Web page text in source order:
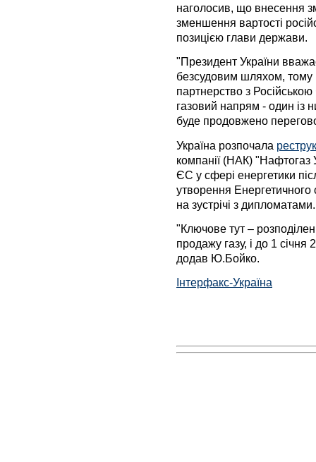
наголосив, що внесення
зменшення вартості
позицією глави держави.
"Президент України
безсудовим шляхом, тому
партнерство з
газовий напрям - один із
буде продовжено
Україна розпочала
компанії (НАК) "Нафтогаз
ЄС у сфері енергетики
утворення Енергетичного
на зустрічі з дипломатами.
"Ключове тут –
продажу газу, і до 1
додав Ю.Бойко.
Інтерфакс-Україна